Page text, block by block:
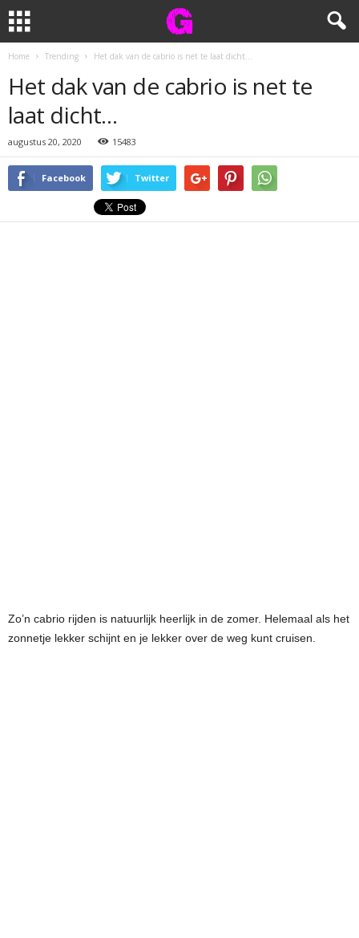
Home Trending Het dak van de cabrio is net te laat dicht…
Het dak van de cabrio is net te
laat dicht…
augustus 20, 2020 15483
Facebook Twitter
Zo’n cabrio rijden is natuurlijk heerlijk in de zomer. Helemaal als het
zonnetje lekker schijnt en je lekker over de weg kunt cruisen.